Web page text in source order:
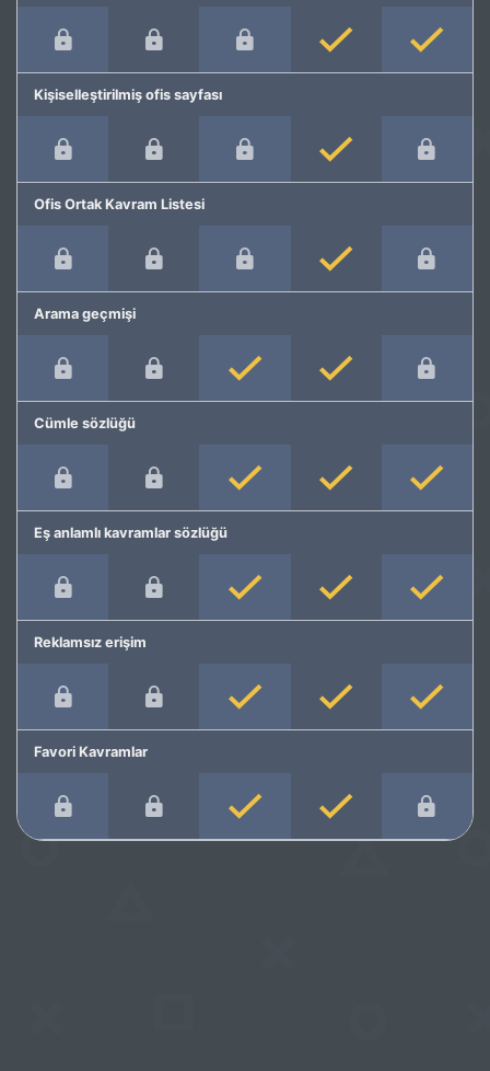
Kişiselleştirilmiş ofis sayfası
Ofis Ortak Kavram Listesi
Arama geçmişi
Cümle sözlüğü
Eş anlamlı kavramlar sözlüğü
Reklamsız erişim
Favori Kavramlar